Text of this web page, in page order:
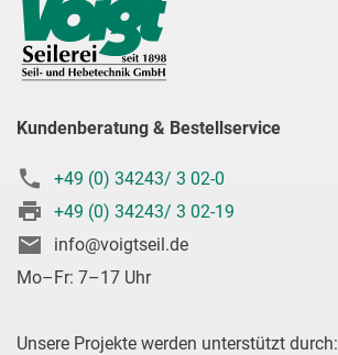
Kundenberatung & Bestellservice
+49 (0) 34243/ 3 02-0
+49 (0) 34243/ 3 02-19
info@voigtseil.de
Mo–Fr: 7–17 Uhr
Unsere Projekte werden unterstützt durch: